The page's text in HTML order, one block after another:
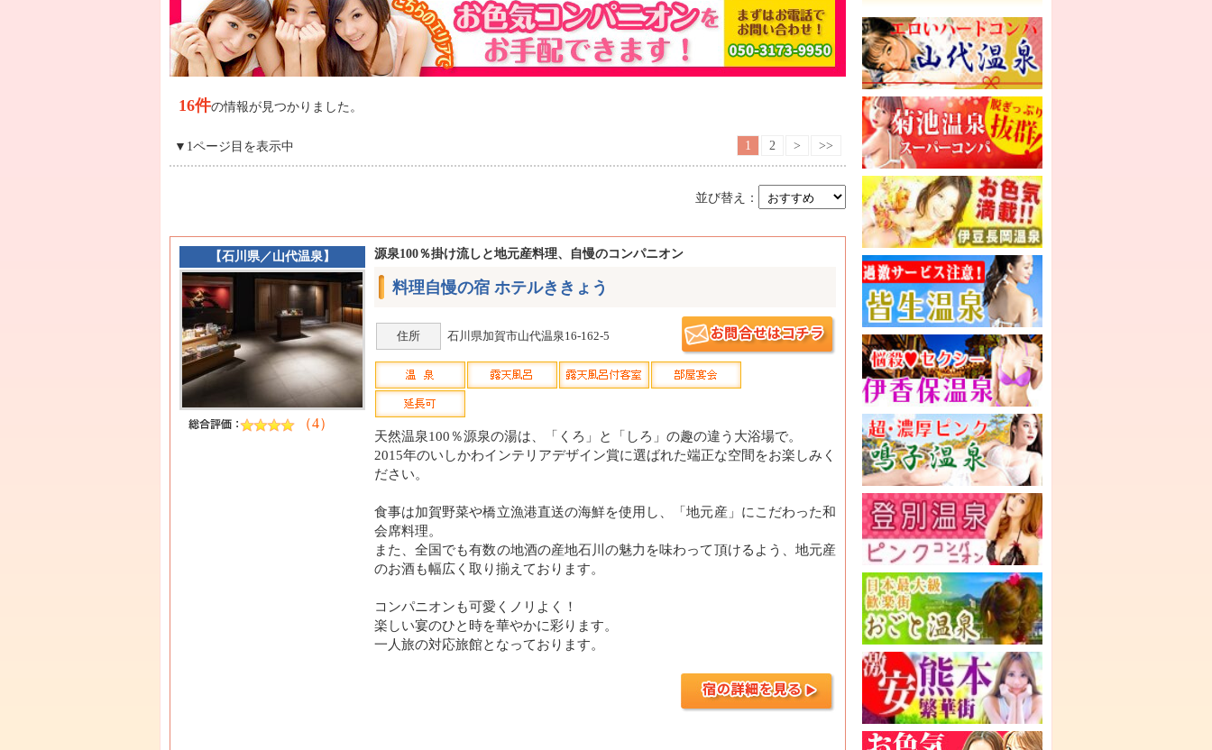
16件の情報が見つかりました。
▼1ページ目を表示中 1 2 > >>
並び替え：
【石川県／山代温泉】
（4）
源泉100％掛け流しと地元産料理、自慢のコンパニオン
料理自慢の宿 ホテルききょう
住所 石川県加賀市山代温泉16-162-5
天然温泉100％源泉の湯は、「くろ」と「しろ」の趣の違う大浴場で。
2015年のいしかわインテリアデザイン賞に選ばれた端正な空間をお楽しみく
ださい。
食事は加賀野菜や橋立漁港直送の海鮮を使用し、「地元産」にこだわった和
会席料理。
また、全国でも有数の地酒の産地石川の魅力を味わって頂けるよう、地元産
のお酒も幅広く取り揃えております。
コンパニオンも可愛くノリよく！
楽しい宴のひと時を華やかに彩ります。
一人旅の対応旅館となっております。